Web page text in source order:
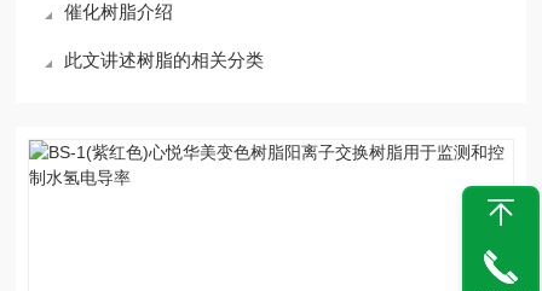
催化树脂介绍
此文讲述树脂的相关分类